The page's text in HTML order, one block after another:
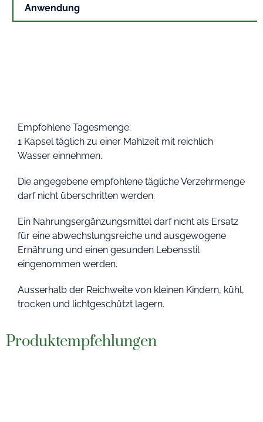
Anwendung
Empfohlene Tagesmenge:
1 Kapsel täglich zu einer Mahlzeit mit reichlich
Wasser einnehmen.
Die angegebene empfohlene tägliche Verzehrmenge
darf nicht überschritten werden.
Ein Nahrungsergänzungsmittel darf nicht als Ersatz
für eine abwechslungsreiche und ausgewogene
Ernährung und einen gesunden Lebensstil
eingenommen werden.
Ausserhalb der Reichweite von kleinen Kindern, kühl,
trocken und lichtgeschützt lagern.
Produktempfehlungen